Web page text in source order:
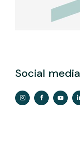
Social media